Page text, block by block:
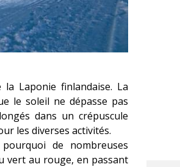
Laponie finlandaise. La
le soleil ne dépasse pas
dans un crépuscule
les diverses activités.
de nombreuses
vert au rouge, en passant